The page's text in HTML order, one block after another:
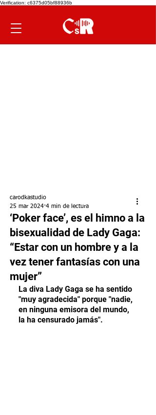
Verification: c6375d05bf88936b
‘Poker face’, es el himno a la
bisexualidad de Lady Gaga:
“Estar con un hombre y a la
vez tener fantasías con una
mujer”
carodkastudio
25 mar 2024 4 min de lectura
La diva Lady Gaga se ha sentido
"muy agradecida" porque "nadie,
en ninguna emisora del mundo,
la ha censurado jamás".